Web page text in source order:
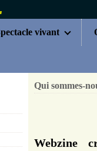
vivant
Qui sommes-
Webzine